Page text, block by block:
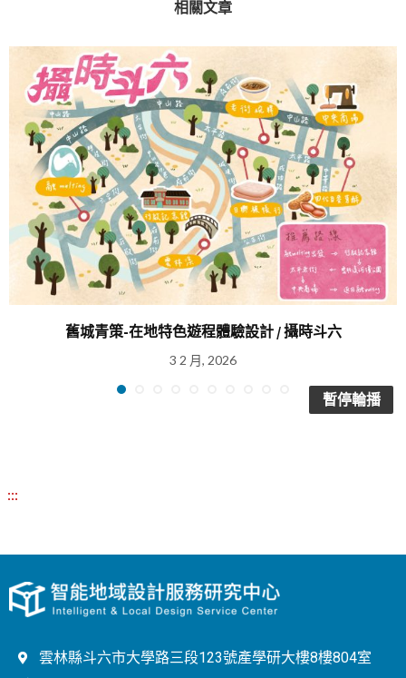
相關文章
舊城青策-在地特色遊程體驗設計 / 攝時斗六
3 2 月, 2026
暫停輪播
:::
雲林縣斗六市大學路三段123號產學研大樓8樓804室